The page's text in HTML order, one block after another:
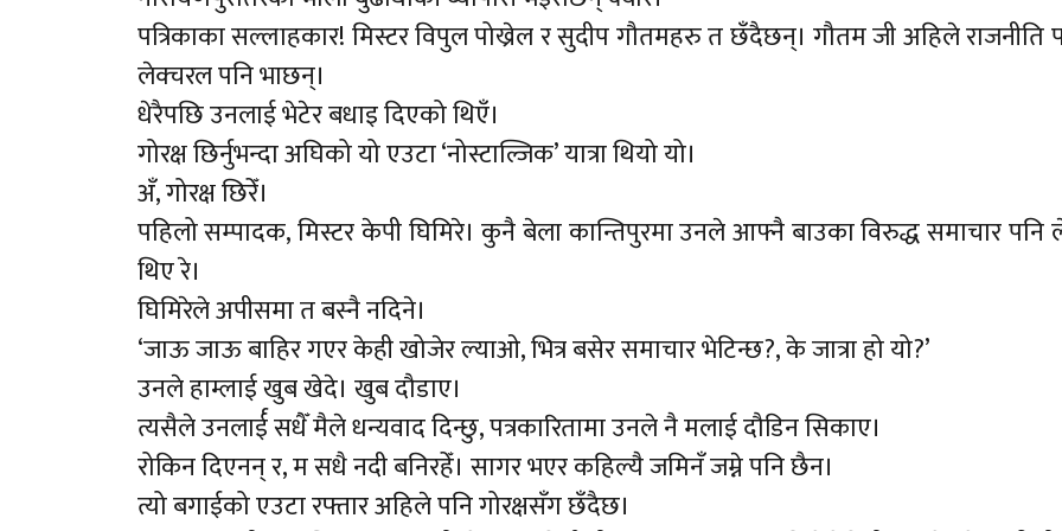
पत्रिकाका सल्लाहकार! मिस्टर विपुल पोख्रेल र सुदीप गौतमहरु त छँदैछन्। गौतम जी अहिले राजनीति
लेक्चरल पनि भाछन्।
धेरैपछि उनलाई भेटेर बधाइ दिएको थिएँ।
गोरक्ष छिर्नुभन्दा अघिको यो एउटा ‘नोस्टाल्जिक’ यात्रा थियो यो।
अँ, गोरक्ष छिरेँ।
पहिलो सम्पादक, मिस्टर केपी घिमिरे। कुनै बेला कान्तिपुरमा उनले आफ्नै बाउका विरुद्ध समाचार
थिए रे।
घिमिरेले अपीसमा त बस्नै नदिने।
‘जाऊ जाऊ बाहिर गएर केही खोजेर ल्याओ, भित्र बसेर समाचार भेटिन्छ?, के जात्रा हो यो?’
उनले हाम्लाई खुब खेदे। खुब दौडाए।
त्यसैले उनलार्ई सधैँ मैले धन्यवाद दिन्छु, पत्रकारितामा उनले नै मलाई दौडिन सिकाए।
रोकिन दिएनन् र, म सधै नदी बनिरहेँ। सागर भएर कहिल्यै जमिनँ जम्ने पनि छैन।
त्यो बगाईको एउटा रफ्तार अहिले पनि गोरक्षसँग छँदैछ।